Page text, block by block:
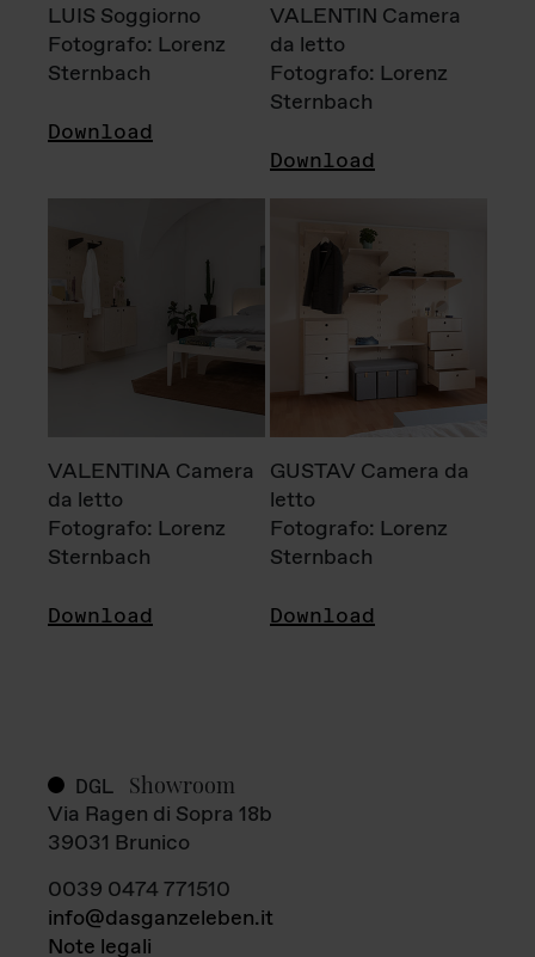
LUIS Soggiorno
Fotografo: Lorenz
Sternbach
Download
VALENTIN Camera
da letto
Fotografo: Lorenz
Sternbach
Download
VALENTINA Camera
da letto
Fotografo: Lorenz
Sternbach
Download
GUSTAV Camera da
letto
Fotografo: Lorenz
Sternbach
Download
DGL Showroom
Via Ragen di Sopra 18b
39031 Brunico
0039 0474 771510
info@dasganzeleben.it
Note legali